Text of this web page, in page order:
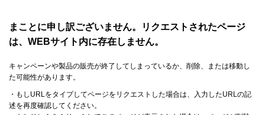
まことに申し訳ございません。リクエストされたページ
は、WEBサイト内に存在しません。
キャンペーンや製品の販売が終了してしまっているか、削除、または移動し
た可能性があります。
・もしURLをタイプしてページをリクエストした場合は、入力したURLの記
述を再度確認してください。